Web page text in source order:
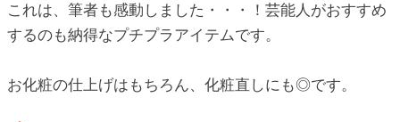
これは、筆者も感動しました・・・！芸能人がおすすめ
するのも納得なプチプラアイテムです。
お化粧の仕上げはもちろん、化粧直しにも◎です。